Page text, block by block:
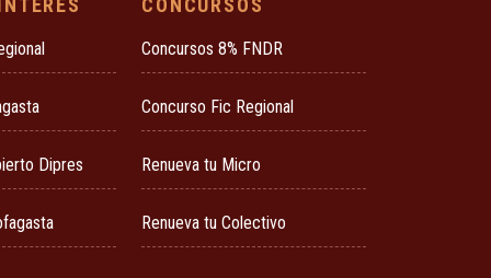
Dipres
CONCURSOS
Concursos 8% FNDR
Concurso Fic Regional
Renueva tu Micro
Renueva tu Colectivo